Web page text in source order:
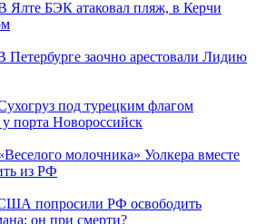
Ялте БЭК атаковал пляж, в Керчи
Петербурге заочно арестовали Лидию
под турецким флагом
порта Новороссийск
молочника» Уолкера вместе
из РФ
попросили РФ освободить
он при смерти?